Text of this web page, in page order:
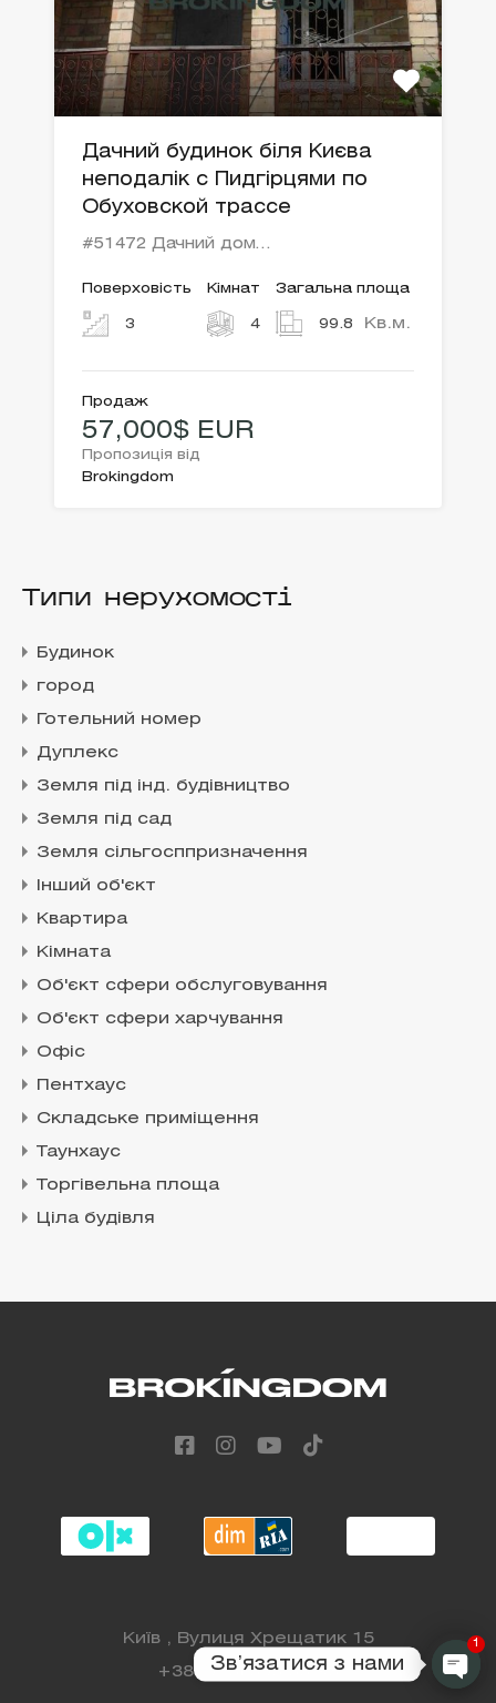
Дачний будинок біля Києва
неподалік с Пидгірцями по
Обуховской трассе
#51472 Дачний дом…
Поверховість
3
Кімнат
4
Загальна площа
99.8 Кв.м.
Продаж
57,000$ EUR
Пропозиція від
Brokingdom
Типи нерухомості
Будинок
город
Готельний номер
Дуплекс
Земля під інд. будівництво
Земля під сад
Земля сільгосппризначення
Інший об'єкт
Квартира
Кімната
Об'єкт сфери обслуговування
Об'єкт сфери харчування
Офіс
Пентхаус
Складське приміщення
Таунхаус
Торгівельна площа
Ціла будівля
Київ , Вулиця Хрещатик 15
+38 (068) 808 88 98
Звʼязатися з нами
1